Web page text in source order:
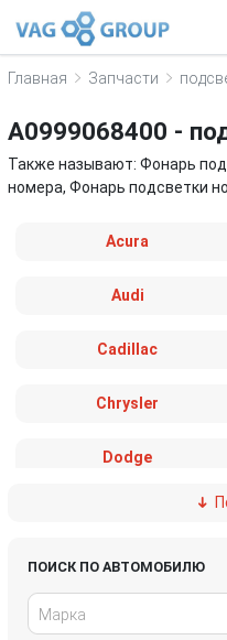
Главная Запчасти
A0999068400 -
Также называют: Фонарь
номера, Фонарь подсветки
Acura
Audi
Cadillac
Chrysler
Dodge
Honda
ПОИСК ПО АВТОМОБИЛЮ
Марка